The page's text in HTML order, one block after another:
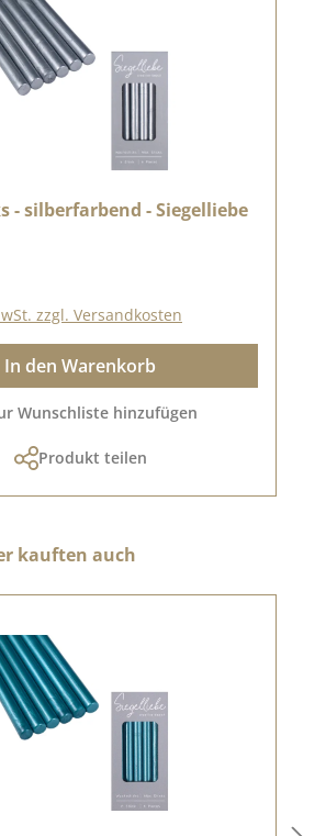
- silberfarbend - Siegelliebe
zzgl. Versandkosten
In den Warenkorb
Wunschliste hinzufügen
Produkt teilen
kauften auch